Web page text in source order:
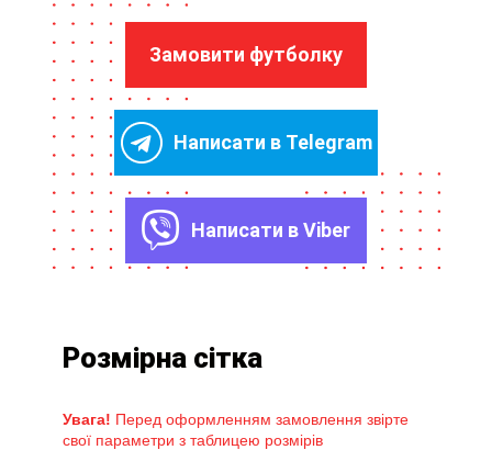
Замовити футболку
Написати в Telegram
Написати в Viber
Розмірна сітка
Увага! Перед оформленням замовлення звірте
свої параметри з таблицею розмірів